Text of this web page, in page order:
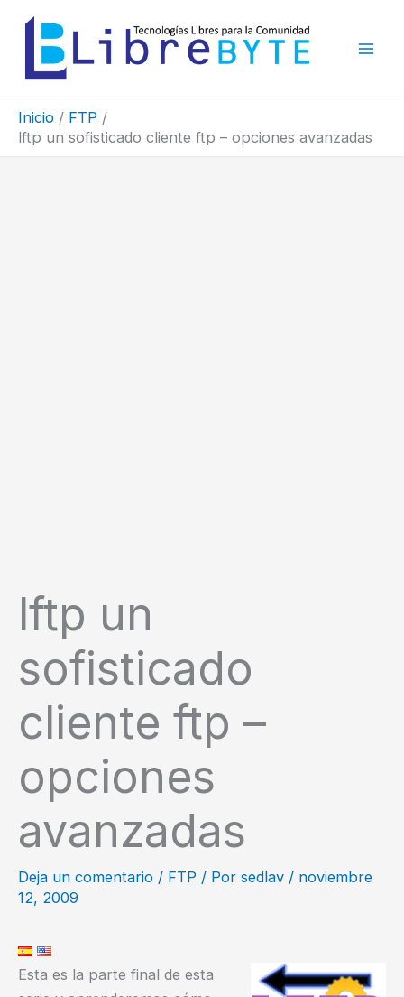
contenido
Inicio
FTP
lftp un sofisticado cliente ftp – opciones avanzadas
lftp un
sofisticado
cliente ftp –
opciones
avanzadas
Deja un comentario / FTP / Por sedlav / noviembre
12, 2009
Esta es la parte final de esta